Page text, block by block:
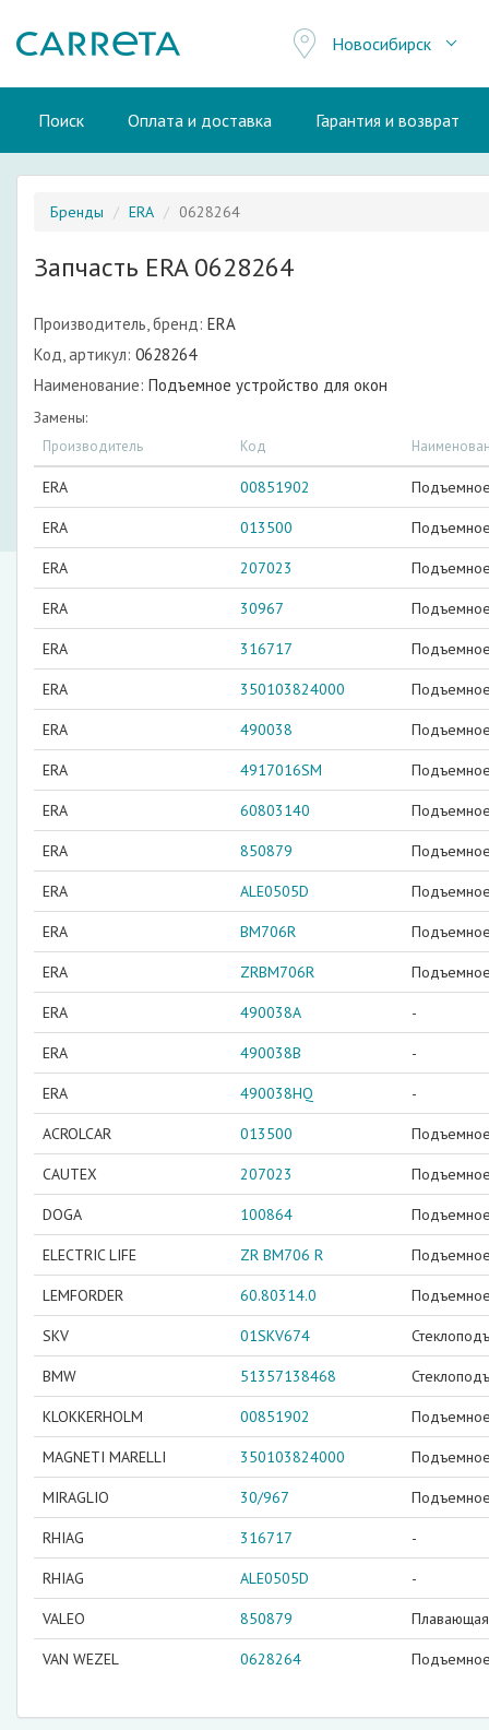
Новосибирск
Поиск Оплата и доставка Гарантия и возврат
Бренды ERA 0628264
Запчасть ERA 0628264
Производитель, бренд: ERA
Код, артикул: 0628264
Наименование: Подъемное устройство для окон
Замены:
Производитель Код
ERA 00851902
ERA 013500
ERA 207023
ERA 30967
ERA 316717
ERA 350103824000
ERA 490038
ERA 4917016SM
ERA 60803140
ERA 850879
ERA ALE0505D
ERA BM706R
ERA ZRBM706R
ERA 490038A -
ERA 490038B -
ERA 490038HQ -
ACROLCAR 013500
CAUTEX 207023
DOGA 100864
ELECTRIC LIFE ZR BM706 R
LEMFORDER 60.80314.0
SKV 01SKV674
BMW 51357138468
KLOKKERHOLM 00851902
MAGNETI MARELLI 350103824000
MIRAGLIO 30/967
RHIAG 316717 -
RHIAG ALE0505D -
VALEO 850879 Плавающая
VAN WEZEL 0628264